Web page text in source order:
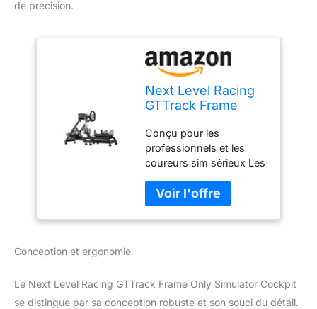
de précision.
Next Level Racing
GTTrack Frame
Cockpit
Conçu pour les
professionnels et les
coureurs sim sérieux Les
universels Next Level
Racing sont compatibles
avec tous les principaux
une rigidité pour
supporter les roues à
Conception et ergonomie
Le Next Level Racing GTTrack Frame Only Simulator Cockpit
se distingue par sa conception robuste et son souci du détail.